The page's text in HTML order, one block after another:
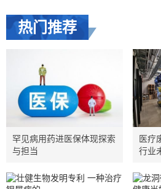
热门推荐
罕见病用药进医保体现探索
与担当
医疗
行业